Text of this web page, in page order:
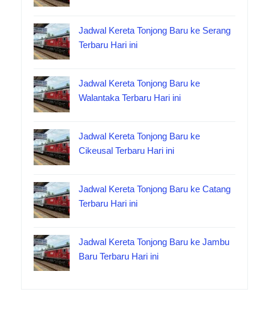
Jadwal Kereta Tonjong Baru ke Serang
Terbaru Hari ini
Jadwal Kereta Tonjong Baru ke
Walantaka Terbaru Hari ini
Jadwal Kereta Tonjong Baru ke
Cikeusal Terbaru Hari ini
Jadwal Kereta Tonjong Baru ke Catang
Terbaru Hari ini
Jadwal Kereta Tonjong Baru ke Jambu
Baru Terbaru Hari ini